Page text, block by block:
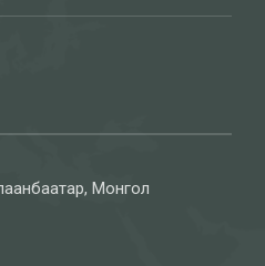
Монгол